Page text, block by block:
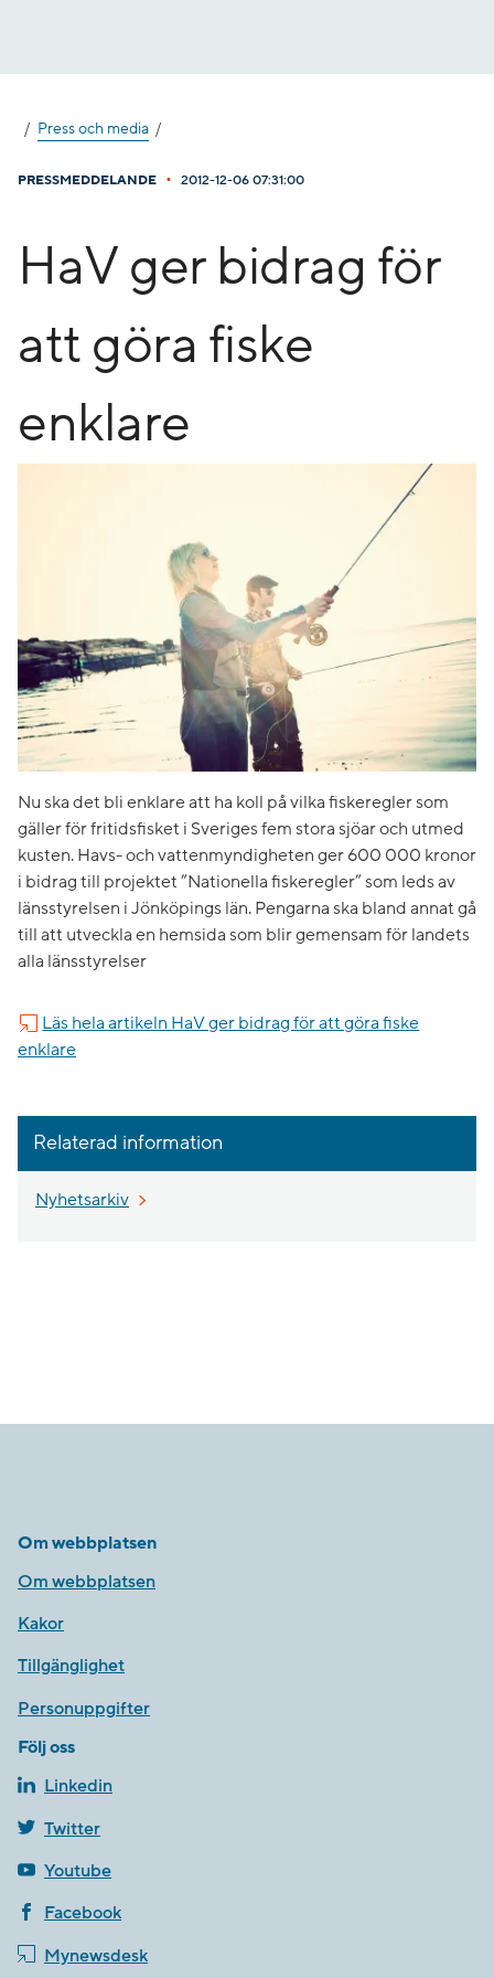
Press och media
PRESSMEDDELANDE • 2012-12-06 07:31:00
HaV ger bidrag för
att göra fiske
enklare
Nu ska det bli enklare att ha koll på vilka fiskeregler som
gäller för fritidsfisket i Sveriges fem stora sjöar och utmed
kusten. Havs- och vattenmyndigheten ger 600 000 kronor
i bidrag till projektet ”Nationella fiskeregler” som leds av
länsstyrelsen i Jönköpings län. Pengarna ska bland annat gå
till att utveckla en hemsida som blir gemensam för landets
alla länsstyrelser
Läs hela artikeln HaV ger bidrag för att göra fiske
enklare
Relaterad information
Nyhetsarkiv
Om webbplatsen
Om webbplatsen
Kakor
Tillgänglighet
Personuppgifter
Följ oss
Linkedin
Twitter
Youtube
Facebook
Mynewsdesk